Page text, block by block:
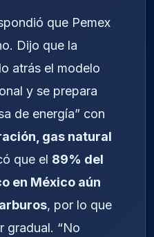
que Pemex
Dijo que la
atrás el modelo
y se prepara
de energía” con
gas natural
que el 89% del
en México aún
, por lo que
gradual. “No